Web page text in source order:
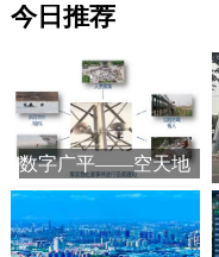
今日推荐
数字广平——空天地
全...